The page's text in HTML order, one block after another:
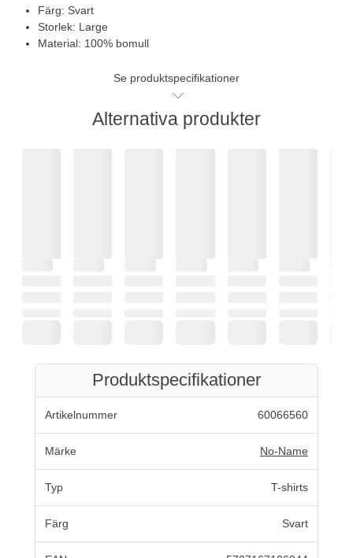
Färg: Svart
Storlek: Large
Material: 100% bomull
Se produktspecifikationer
Alternativa produkter
Produktspecifikationer
Artikelnummer 60066560
Märke No-Name
Typ T-shirts
Färg Svart